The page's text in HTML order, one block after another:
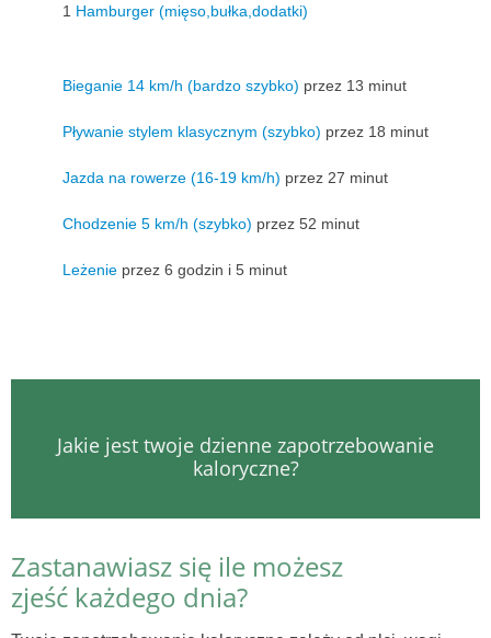
1 Hamburger (mięso,bułka,dodatki)
Bieganie 14 km/h (bardzo szybko) przez 13 minut
Pływanie stylem klasycznym (szybko) przez 18 minut
Jazda na rowerze (16-19 km/h) przez 27 minut
Chodzenie 5 km/h (szybko) przez 52 minut
Leżenie przez 6 godzin i 5 minut
Jakie jest twoje dzienne zapotrzebowanie
kaloryczne?
Zastanawiasz się ile możesz
zjeść każdego dnia?